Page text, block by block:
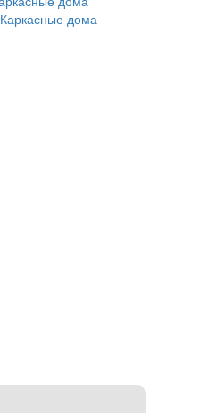
Каркасные дома